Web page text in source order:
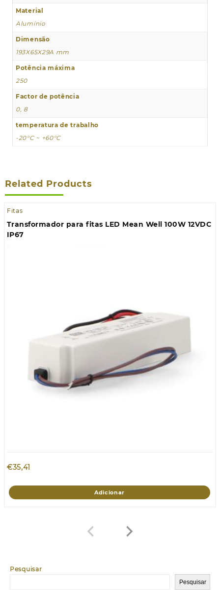
Pesquisar
Pesquisar
Material
Alumínio
Dimensão
193X65X29A mm
Potência máxima
250
Factor de potência
0, 8
temperatura de trabalho
-20°C ~ +60°C
Related Products
Fitas
Transformador para fitas LED Mean Well 100W 12VDC
IP67
€35,41
Adicionar